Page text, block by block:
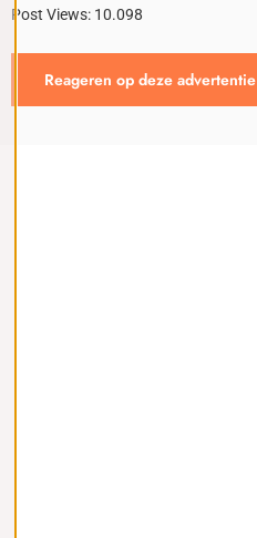
Post Views: 10.098
Reageren op deze advertentie